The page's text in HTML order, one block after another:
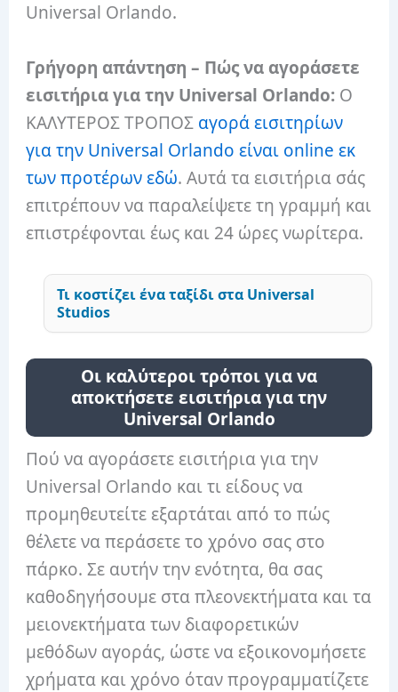
Universal Orlando.
Γρήγορη απάντηση – Πώς να αγοράσετε
εισιτήρια για την Universal Orlando: Ο
ΚΑΛΥΤΕΡΟΣ ΤΡΟΠΟΣ αγορά εισιτηρίων
για την Universal Orlando είναι online εκ
των προτέρων εδώ. Αυτά τα εισιτήρια σάς
επιτρέπουν να παραλείψετε τη γραμμή και
επιστρέφονται έως και 24 ώρες νωρίτερα.
Τι κοστίζει ένα ταξίδι στα Universal
Studios
Οι καλύτεροι τρόποι για να
αποκτήσετε εισιτήρια για την
Universal Orlando
Πού να αγοράσετε εισιτήρια για την
Universal Orlando και τι είδους να
προμηθευτείτε εξαρτάται από το πώς
θέλετε να περάσετε το χρόνο σας στο
πάρκο. Σε αυτήν την ενότητα, θα σας
καθοδηγήσουμε στα πλεονεκτήματα και τα
μειονεκτήματα των διαφορετικών
μεθόδων αγοράς, ώστε να εξοικονομήσετε
χρήματα και χρόνο όταν προγραμματίζετε